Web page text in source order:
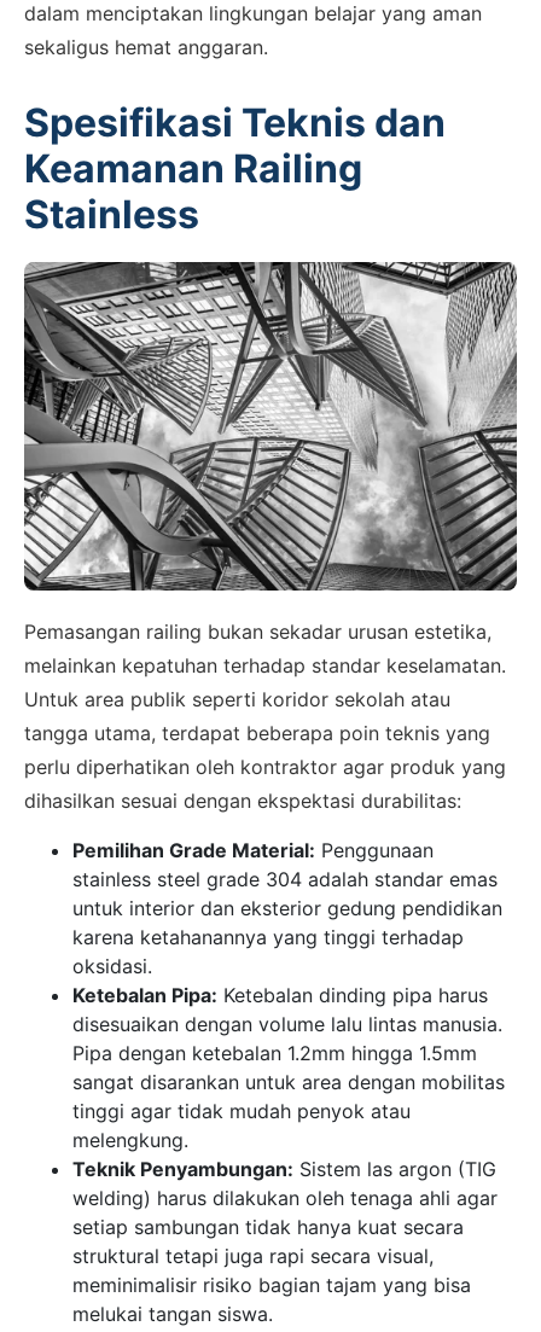
dalam menciptakan lingkungan belajar yang aman
sekaligus hemat anggaran.
Spesifikasi Teknis dan
Keamanan Railing
Stainless
Pemasangan railing bukan sekadar urusan estetika,
melainkan kepatuhan terhadap standar keselamatan.
Untuk area publik seperti koridor sekolah atau
tangga utama, terdapat beberapa poin teknis yang
perlu diperhatikan oleh kontraktor agar produk yang
dihasilkan sesuai dengan ekspektasi durabilitas:
Pemilihan Grade Material: Penggunaan
stainless steel grade 304 adalah standar emas
untuk interior dan eksterior gedung pendidikan
karena ketahanannya yang tinggi terhadap
oksidasi.
Ketebalan Pipa: Ketebalan dinding pipa harus
disesuaikan dengan volume lalu lintas manusia.
Pipa dengan ketebalan 1.2mm hingga 1.5mm
sangat disarankan untuk area dengan mobilitas
tinggi agar tidak mudah penyok atau
melengkung.
Teknik Penyambungan: Sistem las argon (TIG
welding) harus dilakukan oleh tenaga ahli agar
setiap sambungan tidak hanya kuat secara
struktural tetapi juga rapi secara visual,
meminimalisir risiko bagian tajam yang bisa
melukai tangan siswa.